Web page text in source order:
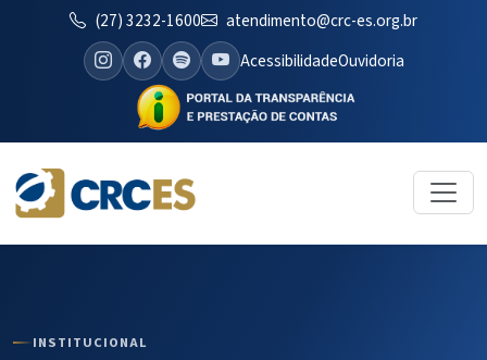
(27) 3232-1600
atendimento@crc-es.org.br
AcessibilidadeOuvidoria
INSTITUCIONAL